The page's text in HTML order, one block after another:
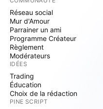
Réseau social
Mur d'Amour
Parrainer un ami
Programme Créateur
Règlement
Modérateurs
IDÉES
Trading
Éducation
Choix de la rédaction
PINE SCRIPT